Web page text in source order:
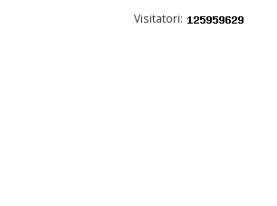
Visitatori: